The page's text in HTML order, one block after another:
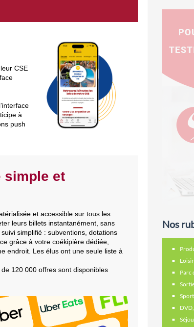
CSE
à
push
simple et
et accessible sur tous les
leurs billets instantanément, sans
simplifié : subventions, dotations
grâce à votre coékipière dédiée,
endroit. Les élus ont une seule liste à
120 000 offres sont disponibles
Nos
Parc